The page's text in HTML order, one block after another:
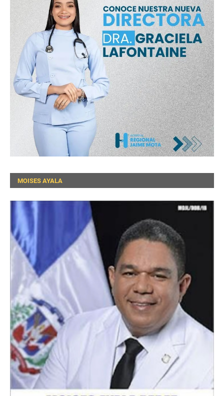
MOISES AYALA